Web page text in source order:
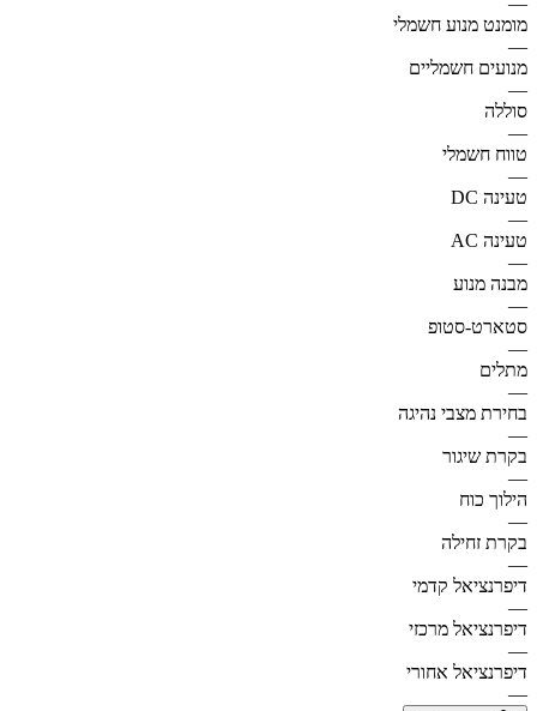
מומנט מנוע חשמלי
—
מנועים חשמליים
—
סוללה
—
טווח חשמלי
—
טעינה DC
—
טעינה AC
—
מבנה מנוע
—
סטארט-סטופ
—
מתלים
—
בחירת מצבי נהיגה
—
בקרת שיגור
—
הילוך כוח
—
בקרת זחילה
—
דיפרנציאל קדמי
—
דיפרנציאל מרכזי
—
דיפרנציאל אחורי
—